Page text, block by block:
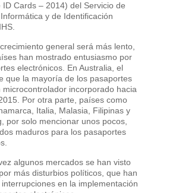
ID Cards – 2014) del Servicio de
y de Identificación
general será más lento,
han mostrado entusiasmo por
electrónicos. En Australia, el
que la mayoría de los pasaportes
microcontrolador incorporado hacia
Por otra parte, países como
Italia, Malasia, Filipinas y
por solo mencionar unos pocos,
maduros para los pasaportes
algunos mercados se han visto
más disturbios políticos, que han
en la implementación